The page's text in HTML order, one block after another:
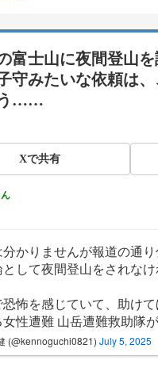
富士山に夜間登山
守みたいな依頼は
う……
Xで共有
かりませんが報道の通
して夜間登山をされなけ
恐怖を感じていて、助け
女性遭難 山岳遭難救助隊
(@kennoguchi0821) July 5, 2025